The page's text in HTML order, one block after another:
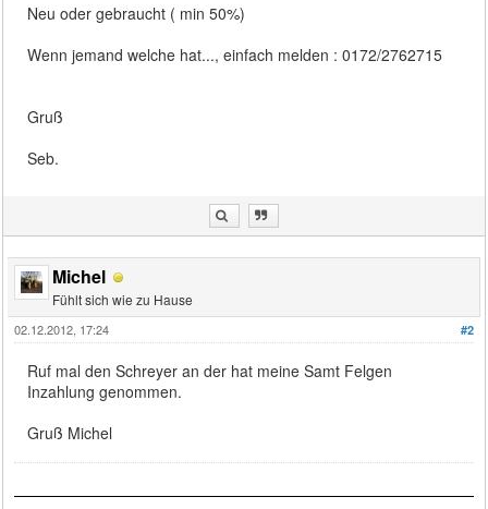
Neu oder gebraucht ( min 50%)
Wenn jemand welche hat..., einfach melden : 0172/2762715
Gruß
Seb.
Michel
Fühlt sich wie zu Hause
#2
02.12.2012, 17:24
Ruf mal den Schreyer an der hat meine Samt Felgen
Inzahlung genommen.
Gruß Michel